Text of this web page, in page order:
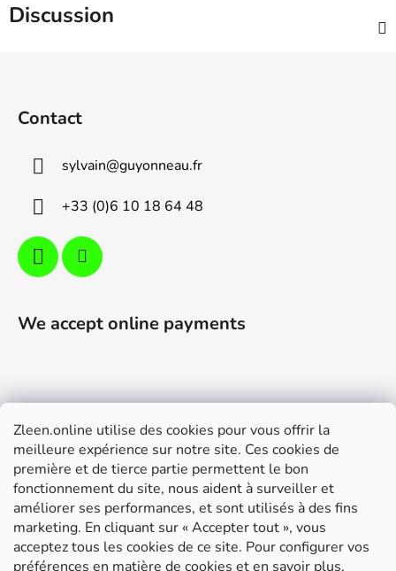
Zleen.online utilise des cookies pour vous offrir la
meilleure expérience sur notre site. Ces cookies de
première et de tierce partie permettent le bon
fonctionnement du site, nous aident à surveiller et
améliorer ses performances, et sont utilisés à des fins
marketing. En cliquant sur « Accepter tout », vous
acceptez tous les cookies de ce site. Pour configurer vos
préférences en matière de cookies et en savoir plus,
Discussion
Contact
sylvain@guyonneau.fr
+33 (0)6 10 18 64 48
We accept online payments
Support
Modalités de livraison et paiement
Conditions générales de ventes
RGPD
Instructions de montage